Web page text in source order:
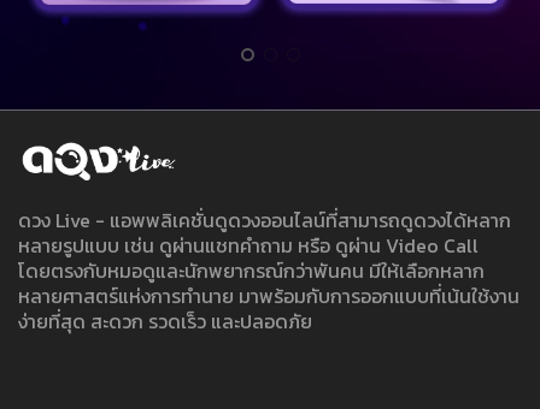
ดวง Live - แอพพลิเคชั่นดูดวงออนไลน์ที่สามารถดูดวงได้หลาก
หลายรูปแบบ เช่น ดูผ่านแชทคำถาม หรือ ดูผ่าน Video Call
โดยตรงกับหมอดูและนักพยากรณ์กว่าพันคน มีให้เลือกหลาก
หลายศาสตร์แห่งการทำนาย มาพร้อมกับการออกแบบที่เน้นใช้งาน
ง่ายที่สุด สะดวก รวดเร็ว และปลอดภัย